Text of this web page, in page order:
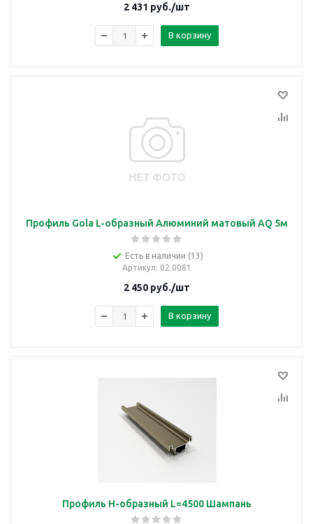
2 431 руб./шт
В корзину
Профиль Gola L-образный Алюминий матовый AQ 5м
Есть в наличии (13)
Артикул: 02.0081
2 450 руб./шт
В корзину
Профиль H-образный L=4500 Шампань